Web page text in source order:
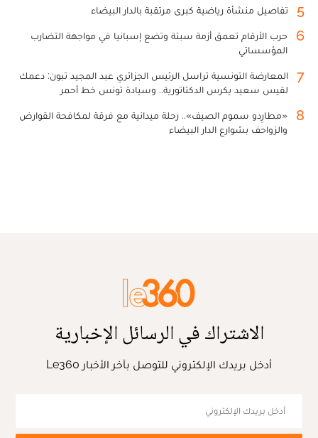
5 تفاصيل منشأة رياضية كبرى مرتقبة بالدار البيضاء
6
حرب الأرقام تعمق أزمة سبتة وتضع إسبانيا في مواجهة التضارب
المؤسساتي
7
المعارضة التونسية تراسل الرئيس الجزائري عبد المجيد تبون: دعمك
لقيس سعيد يكرس الدكتاتورية.. وسيادة تونس خط أحمر
8
«مطارِدو سموم الصيف».. رحلة ميدانية مع فرقة لمكافحة القوارض
والزواحف بشوارع الدار البيضاء
الاشتراك في الرسائل الإخبارية
أدخل بريدك الإلكتروني للتوصل بآخر الأخبار Le360